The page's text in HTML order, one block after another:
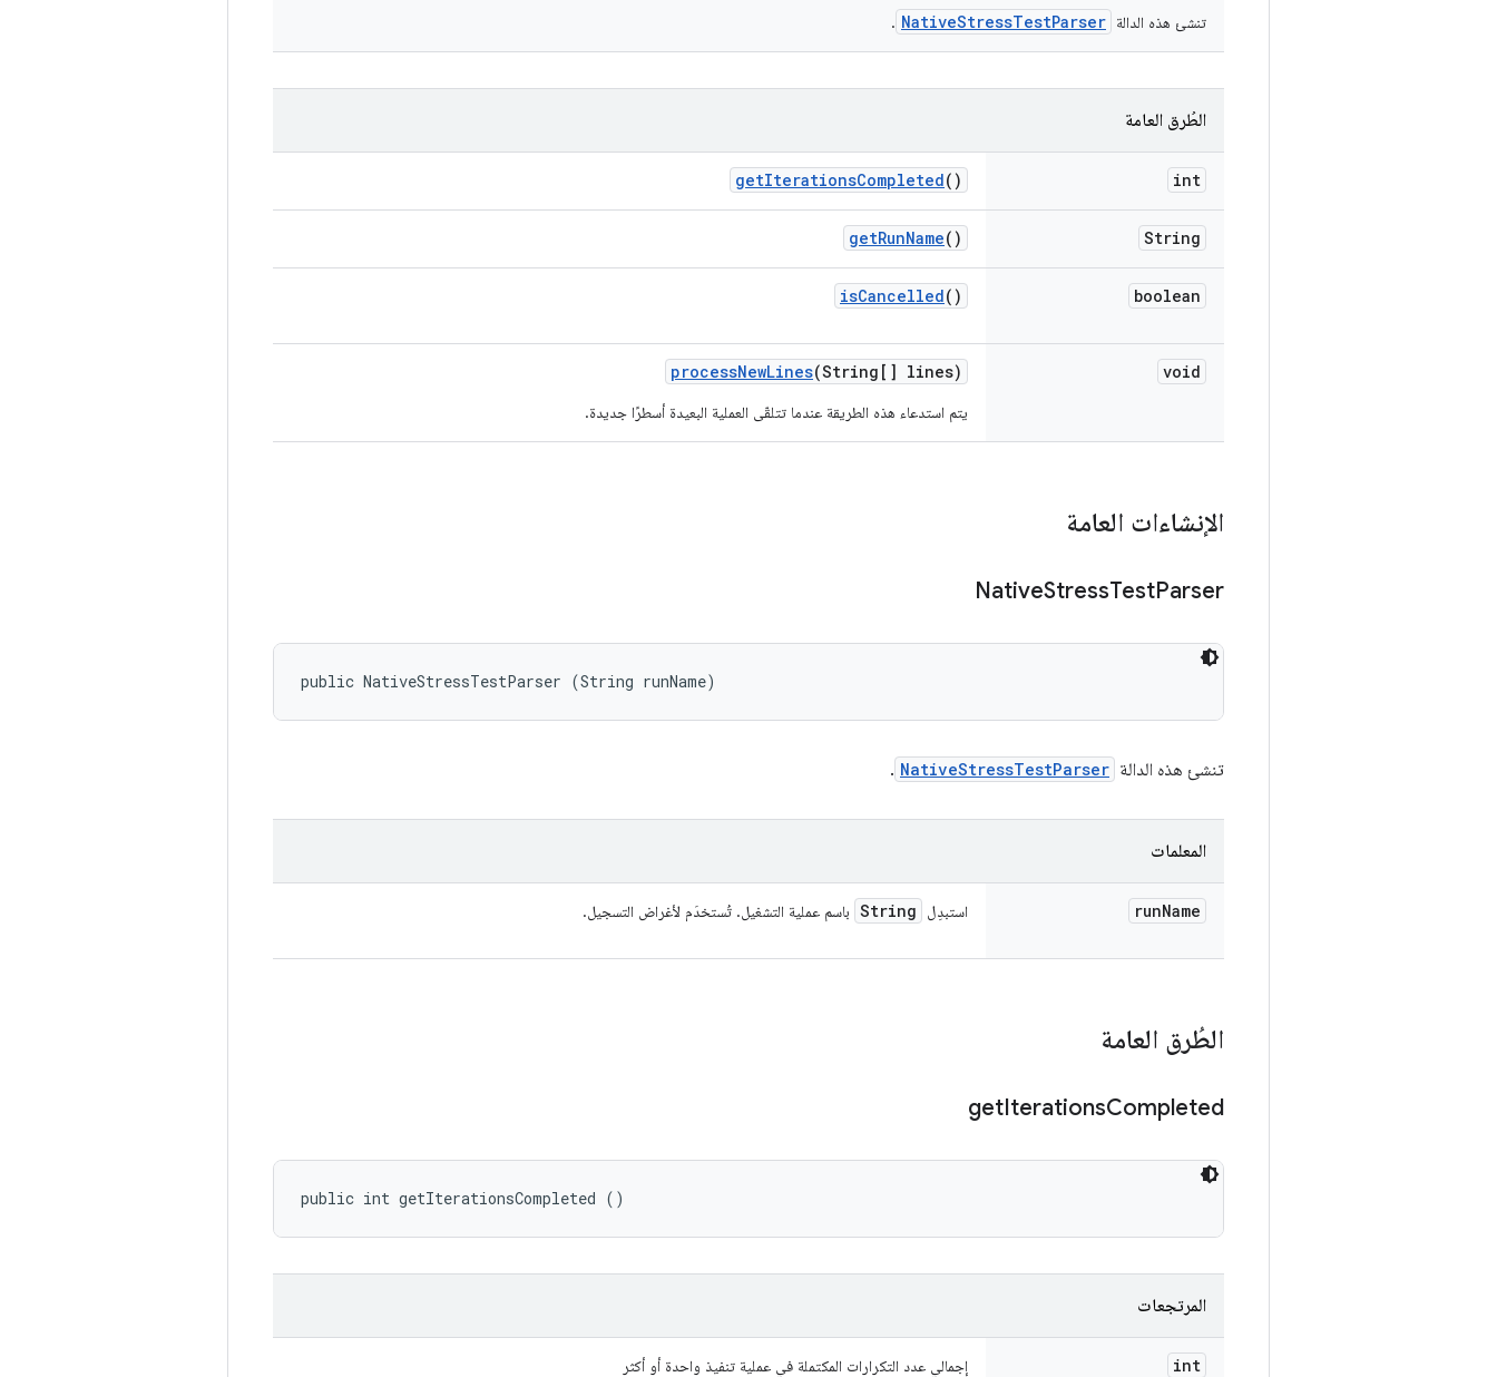
تنشئ هذه الدالة NativeStressTestParser
.
الطُرق العامة
int
getIterationsCompleted()
String
getRunName()
boolean
isCancelled()
void
processNewLines(String[] lines)
يتم استدعاء هذه الطريقة عندما تتلقّى العملية البعيدة أسطرًا جديدة.
الإنشاءات العامة
NativeStressTestParser
public NativeStressTestParser (String runName)
تنشئ هذه الدالة NativeStressTestParser
.
المعلمات
runName استبدِل String باسم عملية التشغيل. تُستخدَم لأغراض التسجيل.
الطُرق العامة
getIterationsCompleted
public int getIterationsCompleted ()
المرتجعات
int إجمالي عدد التكرارات المكتملة في عملية تنفيذ واحدة أو أكثر